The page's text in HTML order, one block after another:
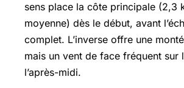
sens place la côte principale (2,3
moyenne) dès le début, avant
complet. L’inverse offre une
mais un vent de face fréquent sur
l’après-midi.